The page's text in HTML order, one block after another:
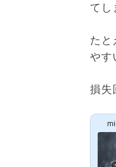
てし
たと
やす
損失